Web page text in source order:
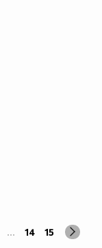
... 14 15